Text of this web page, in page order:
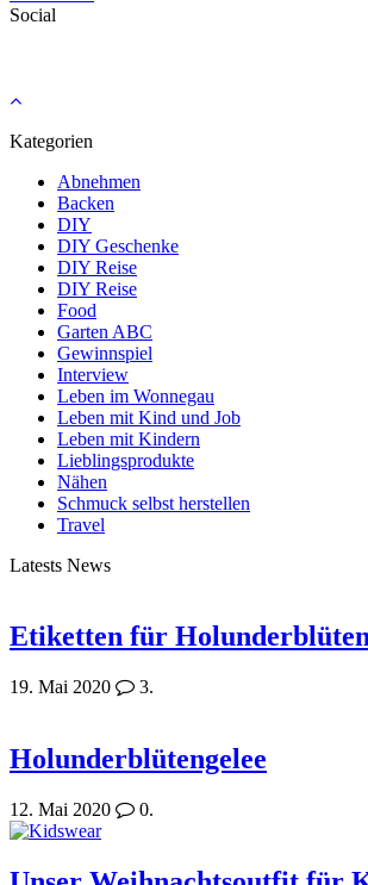
Social
Kategorien
Abnehmen
Backen
DIY
DIY Geschenke
DIY Reise
DIY Reise
Food
Garten ABC
Gewinnspiel
Interview
Leben im Wonnegau
Leben mit Kind und Job
Leben mit Kindern
Lieblingsprodukte
Nähen
Schmuck selbst herstellen
Travel
Latests News
Etiketten für
19. Mai 2020 3.
Holunderblütengelee
12. Mai 2020 0.